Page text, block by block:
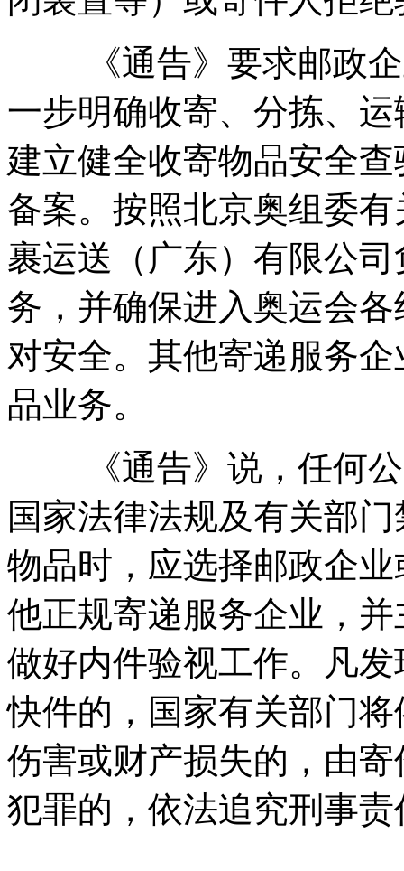
《通告》要求邮政企
一步明确收寄、分拣、
建立健全收寄物品安全
备案。按照北京奥组委
裹运送（广东）有限公
务，并确保进入奥运会
对安全。其他寄递服务
品业务。
《通告》说，任何公
国家法律法规及有关部
物品时，应选择邮政企
他正规寄递服务企业，
做好内件验视工作。凡
快件的，国家有关部门
伤害或财产损失的，由
犯罪的，依法追究刑事责